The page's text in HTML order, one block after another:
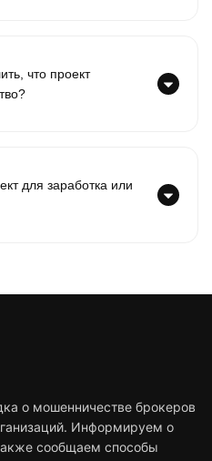
что проект
для заработка или
о мошенничестве брокеров
Информируем о
сообщаем способы